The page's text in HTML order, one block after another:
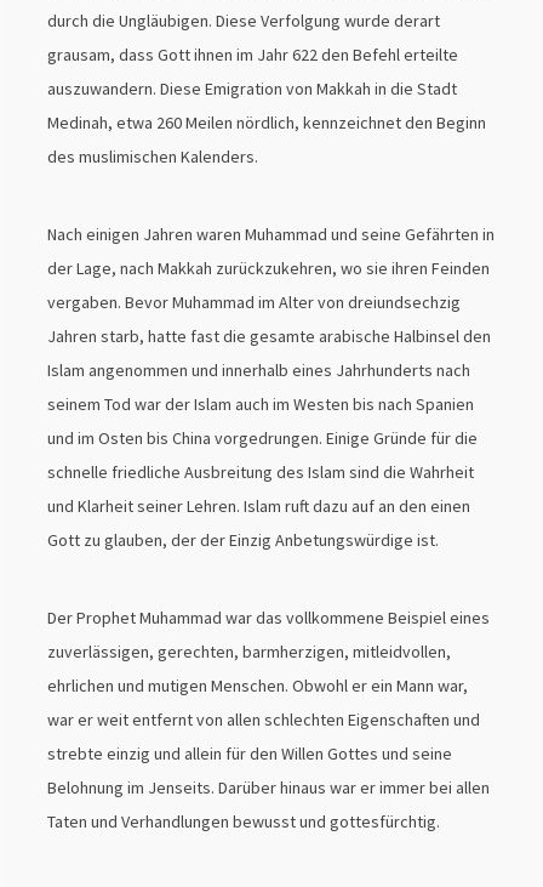
durch die Ungläubigen. Diese Verfolgung wurde derart
grausam, dass Gott ihnen im Jahr 622 den Befehl erteilte
auszuwandern. Diese Emigration von Makkah in die Stadt
Medinah, etwa 260 Meilen nördlich, kennzeichnet den Beginn
des muslimischen Kalenders.
Nach einigen Jahren waren Muhammad und seine Gefährten in
der Lage, nach Makkah zurückzukehren, wo sie ihren Feinden
vergaben. Bevor Muhammad im Alter von dreiundsechzig
Jahren starb, hatte fast die gesamte arabische Halbinsel den
Islam angenommen und innerhalb eines Jahrhunderts nach
seinem Tod war der Islam auch im Westen bis nach Spanien
und im Osten bis China vorgedrungen. Einige Gründe für die
schnelle friedliche Ausbreitung des Islam sind die Wahrheit
und Klarheit seiner Lehren. Islam ruft dazu auf an den einen
Gott zu glauben, der der Einzig Anbetungswürdige ist.
Der Prophet Muhammad war das vollkommene Beispiel eines
zuverlässigen, gerechten, barmherzigen, mitleidvollen,
ehrlichen und mutigen Menschen. Obwohl er ein Mann war,
war er weit entfernt von allen schlechten Eigenschaften und
strebte einzig und allein für den Willen Gottes und seine
Belohnung im Jenseits. Darüber hinaus war er immer bei allen
Taten und Verhandlungen bewusst und gottesfürchtig.